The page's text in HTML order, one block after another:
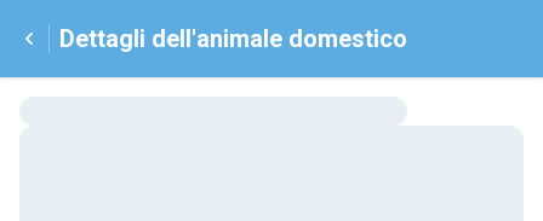
Dettagli dell'animale domestico